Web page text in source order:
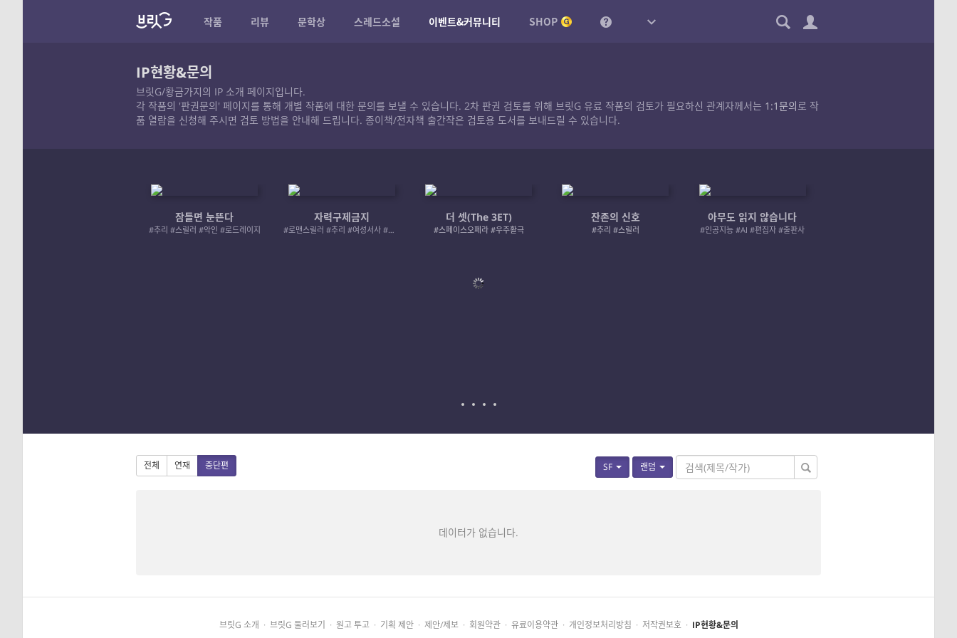
작품 리뷰 문학상 스레드소설 이벤트&커뮤니티 SHOP
IP현황&문의
브릿G/황금가지의 IP 소개 페이지입니다.
각 작품의 '판권문의' 페이지를 통해 개별 작품에 대한 문의를 보낼 수 있습니다. 2차 판권 검토를 위해 브릿G 유료 작품의 검토가 필요하신 관계자께서는 1:1문의로 작
품 열람을 신청해 주시면 검토 방법을 안내해 드립니다. 종이책/전자책 출간작은 검토용 도서를 보내드릴 수 있습니다.
잠들면 눈뜬다
#추리 #스릴러 #악인 #로드레이지
자력구제금지
#로맨스릴러 #추리 #여성서사 #사적제재
더 셋(The 3ET)
#스페이스오페라 #우주활극
잔존의 신호
#추리 #스릴러
아무도 읽지 않습니다
#인공지능 #AI #편집자 #출판사
SF 랜덤
전체 연재 중단편
데이터가 없습니다.
브릿G 소개 · 브릿G 둘러보기 · 원고 투고 · 기획 제안 · 제안/제보 · 회원약관 · 유료이용약관 · 개인정보처리방침 · 저작권보호 · IP현황&문의